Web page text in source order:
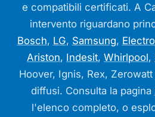
e compatibili certificati. A
intervento riguardano
Bosch, LG, Samsung,
Ariston, Indesit, Whirlpool,
Hoover, Ignis, Rex,
diffusi. Consulta la pagina
l'elenco completo, o